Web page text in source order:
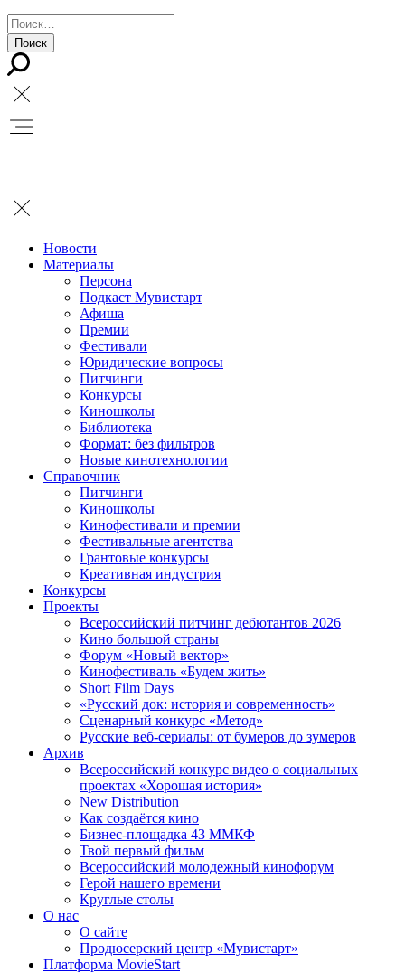
Новости
Материалы
Персона
Подкаст Мувистарт
Афиша
Премии
Фестивали
Юридические вопросы
Питчинги
Конкурсы
Киношколы
Библиотека
Формат: без фильтров
Новые кинотехнологии
Справочник
Питчинги
Киношколы
Кинофестивали и премии
Фестивальные агентства
Грантовые конкурсы
Креативная индустрия
Конкурсы
Проекты
Всероссийский питчинг дебютантов 2026
Кино большой страны
Форум «Новый вектор»
Кинофестиваль «Будем жить»
Short Film Days
«Русский док: история и современность»
Сценарный конкурс «Метод»
Русские веб-сериалы: от бумеров до зумеров
Архив
Всероссийский конкурс видео о социальных
проектах «Хорошая история»
New Distribution
Как создаётся кино
Бизнес-площадка 43 ММКФ
Твой первый фильм
Всероссийский молодежный кинофорум
Герой нашего времени
Круглые столы
О нас
О сайте
Продюсерский центр «Мувистарт»
Платформа MovieStart